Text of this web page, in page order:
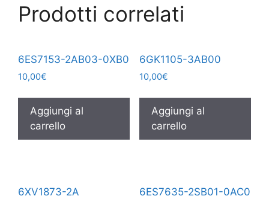
Prodotti correlati
6ES7153-2AB03-0XB0
10,00€
Aggiungi al
carrello
6GK1105-3AB00
10,00€
Aggiungi al
carrello
6XV1873-2A 6ES7635-2SB01-0AC0